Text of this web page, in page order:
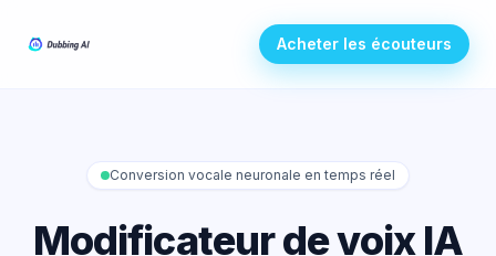
Acheter les écouteurs
Conversion vocale neuronale en temps réel
Modificateur de voix IA